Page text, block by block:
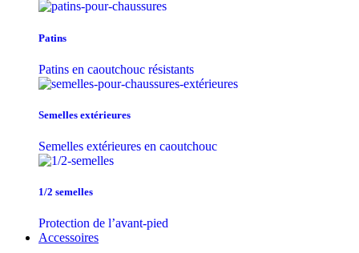
Patins
Patins en caoutchouc résistants
Semelles extérieures
Semelles extérieures en caoutchouc
1/2 semelles
Protection de l’avant-pied
Accessoires